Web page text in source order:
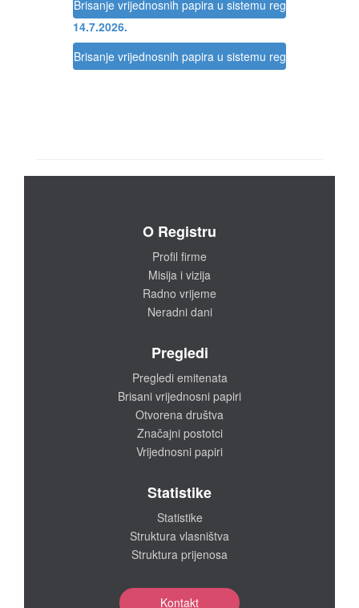
Brisanje vrijednosnih papira u sistemu registracije
14.7.2026.
Brisanje vrijednosnih papira u sistemu registracije
O Registru
Profil firme
Misija i vizija
Radno vrijeme
Neradni dani
Pregledi
Pregledi emitenata
Brisani vrijednosni papiri
Otvorena društva
Značajni postotci
Vrijednosni papiri
Statistike
Statistike
Struktura vlasništva
Struktura prijenosa
Kontakt